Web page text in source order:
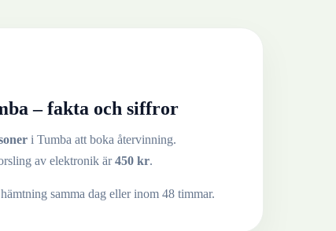
– fakta och siffror
i Tumba att boka återvinning.
av elektronik är450 kr.
samma dag eller inom 48 timmar.